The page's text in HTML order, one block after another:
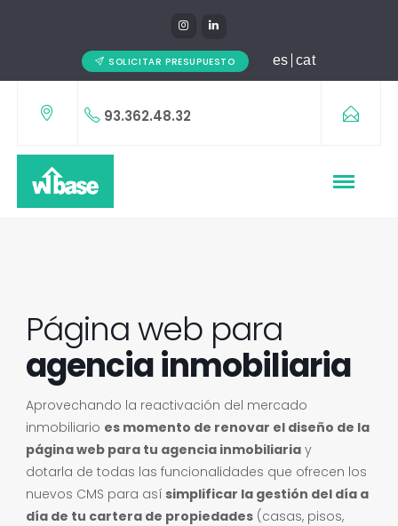
SOLICITAR PRESUPUESTO es cat
93.362.48.32
Página web para
agencia inmobiliaria
Aprovechando la reactivación del mercado
inmobiliario es momento de renovar el diseño de la
página web para tu agencia inmobiliariay
dotarla de todas las funcionalidades que ofrecen los
nuevos CMS para así simplificar la gestión del día a
día de tu cartera de propiedades(casas, pisos,